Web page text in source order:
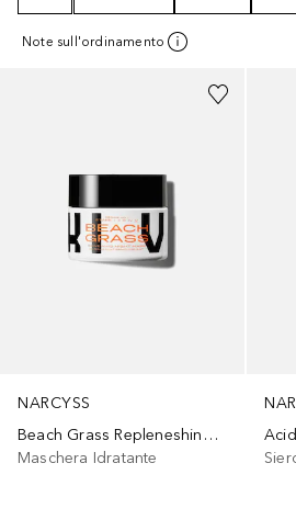
Note sull'ordinamento
NARCYSS
Beach Grass Repleneshing Night Mask
Maschera Idratante